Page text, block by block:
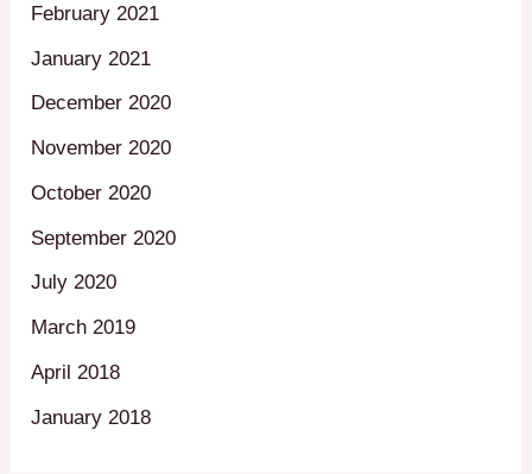
February 2021
January 2021
December 2020
November 2020
October 2020
September 2020
July 2020
March 2019
April 2018
January 2018